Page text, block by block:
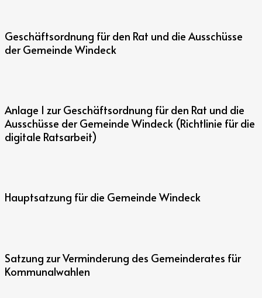
Geschäftsordnung für den Rat und die Ausschüsse
der Gemeinde Windeck
Anlage 1 zur Geschäftsordnung für den Rat und die
Ausschüsse der Gemeinde Windeck (Richtlinie für die
digitale Ratsarbeit)
Hauptsatzung für die Gemeinde Windeck
Satzung zur Verminderung des Gemeinderates für
Kommunalwahlen